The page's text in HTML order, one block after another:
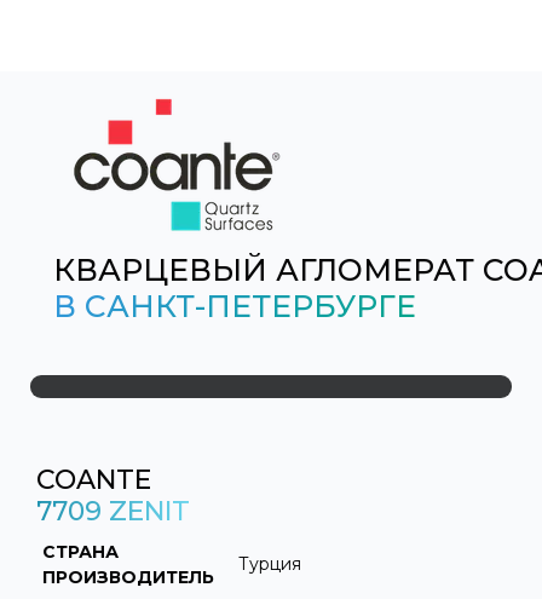
КВАРЦЕВЫЙ АГЛОМЕРАТ
В САНКТ-ПЕТЕРБУРГЕ
COANTE
7709 ZENIT
СТРАНА
ПРОИЗВОДИТЕЛЬ
Турция